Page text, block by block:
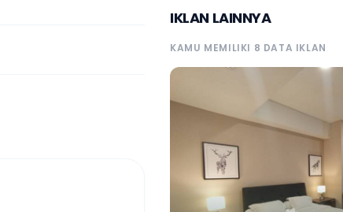
IKLAN LAINNYA
KAMU MEMILIKI 8 DATA IKLAN